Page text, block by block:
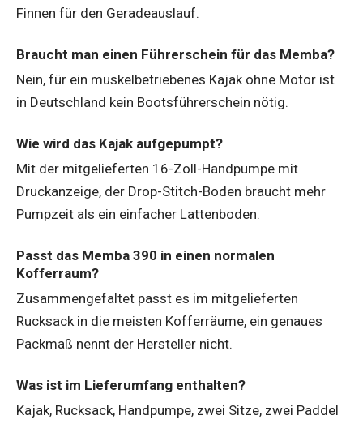
Finnen für den Geradeauslauf.
Braucht man einen Führerschein für das Memba?
Nein, für ein muskelbetriebenes Kajak ohne Motor ist
in Deutschland kein Bootsführerschein nötig.
Wie wird das Kajak aufgepumpt?
Mit der mitgelieferten 16-Zoll-Handpumpe mit
Druckanzeige, der Drop-Stitch-Boden braucht mehr
Pumpzeit als ein einfacher Lattenboden.
Passt das Memba 390 in einen normalen
Kofferraum?
Zusammengefaltet passt es im mitgelieferten
Rucksack in die meisten Kofferräume, ein genaues
Packmaß nennt der Hersteller nicht.
Was ist im Lieferumfang enthalten?
Kajak, Rucksack, Handpumpe, zwei Sitze, zwei Paddel